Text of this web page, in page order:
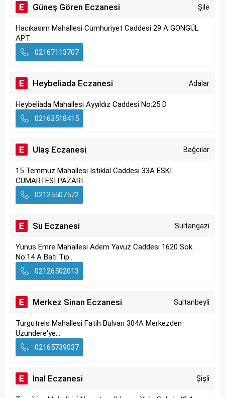
Güneş Gören Eczanesi Şile
Hacıkasım Mahallesi Cumhuriyet Caddesi 29 A GONGÜL
APT.
02167113707
Heybeliada Eczanesi Adalar
Heybeliada Mahallesi Ayyıldız Caddesi No:25 D
02163518415
Ulaş Eczanesi Bağcılar
15 Temmuz Mahallesi İstiklal Caddesi 33A ESKİ
CUMARTESİ PAZARI...
02125507572
Su Eczanesi Sultangazi
Yunus Emre Mahallesi Adem Yavuz Caddesi 1620 Sok.
No:14 A Batı Tıp...
02126502013
Merkez Sinan Eczanesi Sultanbeyli
Turgutreis Mahallesi Fatih Bulvarı 304A Merkezden
Uzundere'ye...
02165739037
Inal Eczanesi Şişli